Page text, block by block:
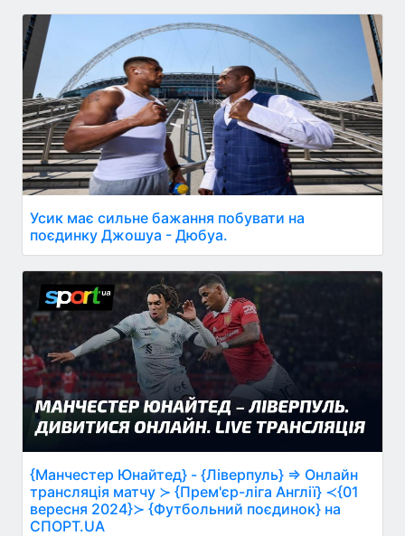
Усик має сильне бажання побувати на
поєдинку Джошуа - Дюбуа.
{Манчестер Юнайтед} - {Ліверпуль} ⇒ Онлайн
трансляція матчу ≻ {Прем'єр-ліга Англії} ≺{01
вересня 2024}≻ {Футбольний поєдинок} на
СПОРТ.UA